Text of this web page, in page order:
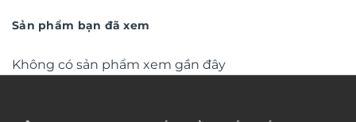
750.000 ₫
Sản phẩm bạn đã xem
Không có sản phẩm xem gần đây